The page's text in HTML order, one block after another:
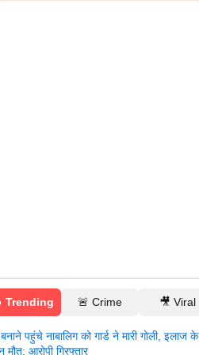
Trending 🚨 Crime 🎥 Viral
पहुंचे नाबालिग को गार्ड ने मारी गोली, इलाज के
मौत; आरोपी गिरफ्तार